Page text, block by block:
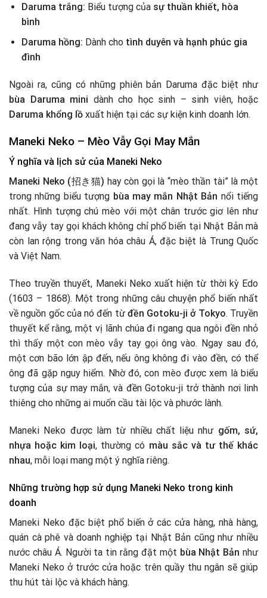
Daruma trắng: Biểu tượng của sự thuần khiết, hòa
bình
Daruma hồng: Dành cho tình duyên và hạnh phúc gia
đình
Ngoài ra, cũng có những phiên bản Daruma đặc biệt như
bùa Daruma mini dành cho học sinh – sinh viên, hoặc
Daruma khổng lồ xuất hiện tại các sự kiện kinh doanh lớn.
Maneki Neko – Mèo Vẫy Gọi May Mắn
Ý nghĩa và lịch sử của Maneki Neko
Maneki Neko (招き猫) hay còn gọi là “mèo thần tài” là một
trong những biểu tượng bùa may mắn Nhật Bản nổi tiếng
nhất. Hình tượng chú mèo với một chân trước giơ lên như
đang vẫy tay gọi khách không chỉ phổ biến tại Nhật Bản mà
còn lan rộng trong văn hóa châu Á, đặc biệt là Trung Quốc
và Việt Nam.
Theo truyền thuyết, Maneki Neko xuất hiện từ thời kỳ Edo
(1603 – 1868). Một trong những câu chuyện phổ biến nhất
về nguồn gốc của nó đến từ đền Gotoku-ji ở Tokyo. Truyền
thuyết kể rằng, một vị lãnh chúa đi ngang qua ngôi đền nhỏ
thì thấy một con mèo vẫy tay gọi ông vào. Ngay sau đó,
một cơn bão lớn ập đến, nếu ông không đi vào đền, có thể
ông đã gặp nguy hiểm. Nhờ đó, con mèo được xem là biểu
tượng của sự may mắn, và đền Gotoku-ji trở thành nơi linh
thiêng cho những ai muốn cầu tài lộc và phước lành.
Maneki Neko được làm từ nhiều chất liệu như gốm, sứ,
nhựa hoặc kim loại, thường có màu sắc và tư thế khác
nhau, mỗi loại mang một ý nghĩa riêng.
Những trường hợp sử dụng Maneki Neko trong kinh
doanh
Maneki Neko đặc biệt phổ biến ở các cửa hàng, nhà hàng,
quán cà phê và doanh nghiệp tại Nhật Bản cũng như nhiều
nước châu Á. Người ta tin rằng đặt một bùa Nhật Bản như
Maneki Neko ở trước cửa hoặc trên quầy thu ngân sẽ giúp
thu hút tài lộc và khách hàng.